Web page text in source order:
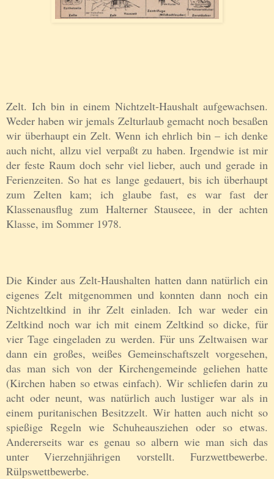
Zelt. Ich bin in einem Nichtzelt-Haushalt aufgewachsen.
Weder haben wir jemals Zelturlaub gemacht noch besaßen
wir überhaupt ein Zelt. Wenn ich ehrlich bin – ich denke
auch nicht, allzu viel verpaßt zu haben. Irgendwie ist mir
der feste Raum doch sehr viel lieber, auch und gerade in
Ferienzeiten. So hat es lange gedauert, bis ich überhaupt
zum Zelten kam; ich glaube fast, es war fast der
Klassenausflug zum Halterner Stauseee, in der achten
Klasse, im Sommer 1978.
Die Kinder aus Zelt-Haushalten hatten dann natürlich ein
eigenes Zelt mitgenommen und konnten dann noch ein
Nichtzeltkind in ihr Zelt einladen. Ich war weder ein
Zeltkind noch war ich mit einem Zeltkind so dicke, für
vier Tage eingeladen zu werden. Für uns Zeltwaisen war
dann ein großes, weißes Gemeinschaftszelt vorgesehen,
das man sich von der Kirchengemeinde geliehen hatte
(Kirchen haben so etwas einfach). Wir schliefen darin zu
acht oder neunt, was natürlich auch lustiger war als in
einem puritanischen Besitzzelt. Wir hatten auch nicht so
spießige Regeln wie Schuheausziehen oder so etwas.
Andererseits war es genau so albern wie man sich das
unter Vierzehnjährigen vorstellt. Furzwettbewerbe.
Rülpswettbewerbe.